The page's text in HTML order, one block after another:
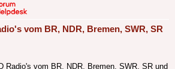
vom BR, NDR, Bremen, SWR, SR
Radio's vom BR, NDR, Bremen, SWR, SR und